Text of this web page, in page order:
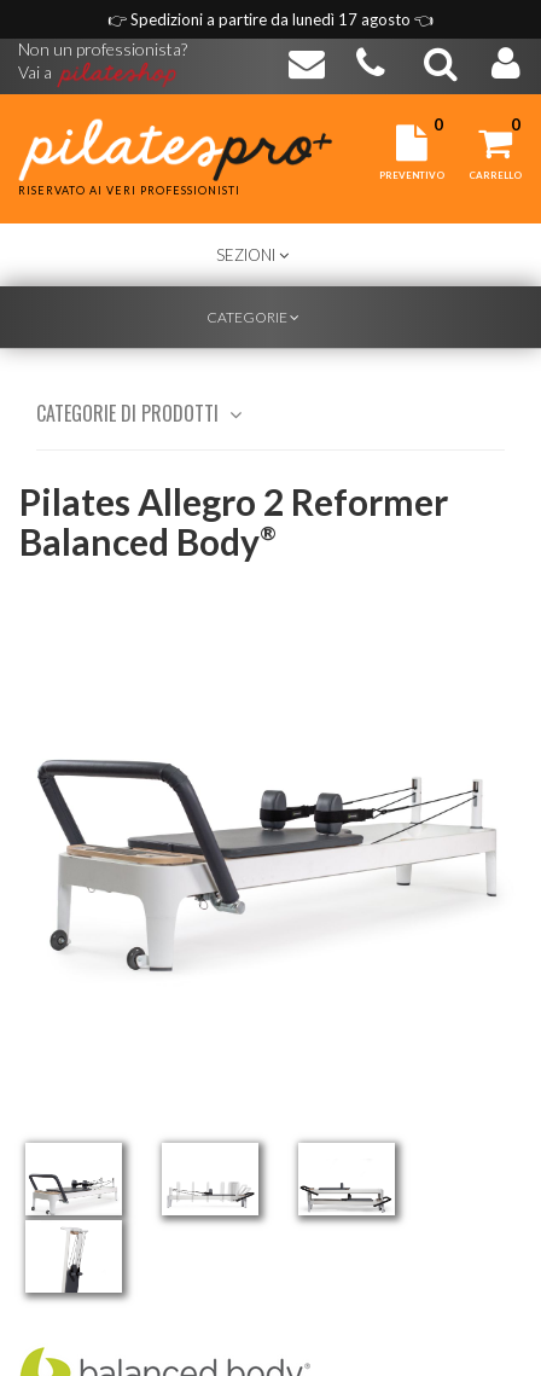
👉Spedizioni a partire da lunedì 17 agosto 👈
Non un professionista?
Vai a
RISERVATO AI VERI PROFESSIONISTI
0
PREVENTIVO
0
CARRELLO
TOGGLE
NAVIGATION
SEZIONI
TOGGLE
CATEGORIE
CATEGORIE DI PRODOTTI
Pilates Allegro 2 Reformer
Balanced Body®